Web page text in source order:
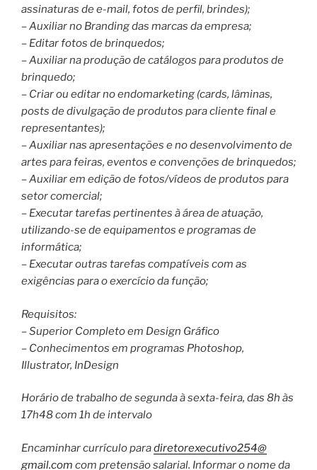
assinaturas de e-mail, fotos de perfil, brindes);
– Auxiliar no Branding das marcas da empresa;
– Editar fotos de brinquedos;
– Auxiliar na produção de catálogos para produtos de
brinquedo;
– Criar ou editar no endomarketing (cards, lâminas,
posts de divulgação de produtos para cliente final e
representantes);
– Auxiliar nas apresentações e no desenvolvimento de
artes para feiras, eventos e convenções de brinquedos;
– Auxiliar em edição de fotos/vídeos de produtos para
setor comercial;
– Executar tarefas pertinentes à área de atuação,
utilizando-se de equipamentos e programas de
informática;
– Executar outras tarefas compatíveis com as
exigências para o exercício da função;
Requisitos:
– Superior Completo em Design Gráfico
– Conhecimentos em programas Photoshop,
Illustrator, InDesign
Horário de trabalho de segunda à sexta-feira, das 8h às
17h48 com 1h de intervalo
Encaminhar currículo paradiretorexecutivo254@
gmail.com com pretensão salarial. Informar o nome da